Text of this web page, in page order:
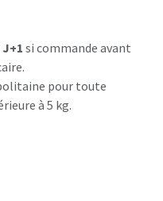
J+1 si commande avant
pour toute
à 5 kg.